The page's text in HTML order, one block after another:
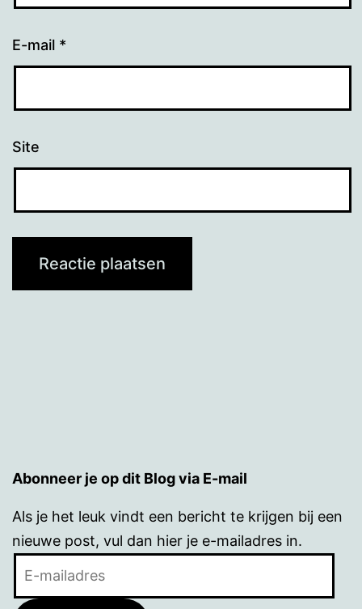
E-mail *
Site
Abonneer je op dit Blog via E-mail
Als je het leuk vindt een bericht te krijgen bij een
nieuwe post, vul dan hier je e-mailadres in.